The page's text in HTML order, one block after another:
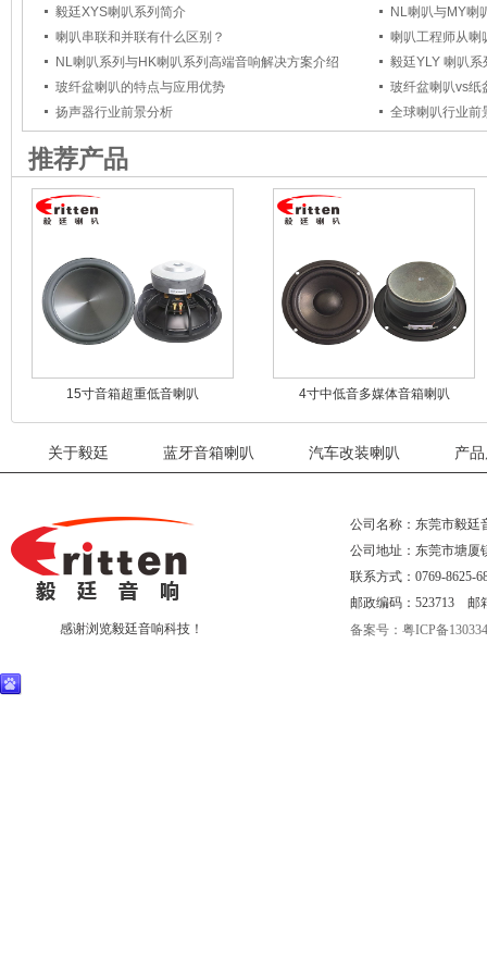
毅廷XYS喇叭系列简介
NL喇叭与MY喇
喇叭串联和并联有什么区别？
NL喇叭系列与HK喇叭系列高端音响解决方案介绍
毅廷YLY 喇叭系
玻纤盆喇叭的特点与应用优势
玻纤盆喇叭vs纸
扬声器行业前景分析
全球喇叭行业前
推荐产品
15寸音箱超重低音喇叭 4寸中低音多媒体音箱喇叭
关于毅廷 蓝牙音箱喇叭 汽车改装喇叭 产
感谢浏览毅廷音响科技！
公司名称：东莞市毅廷
公司地址：东莞市塘厦
联系方式：0769-8625-
邮政编码：523713 邮
备案号：粤ICP备